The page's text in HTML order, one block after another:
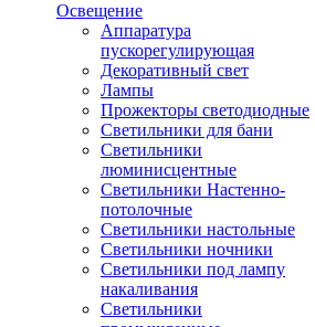
Освещение
Аппаратура
пускорегулирующая
Декоративный свет
Лампы
Прожекторы светодиодные
Светильники для бани
Светильники
люминисцентные
Светильники Настенно-
потолочные
Светильники настольные
Светильники ночники
Светильники под лампу
накаливания
Светильники